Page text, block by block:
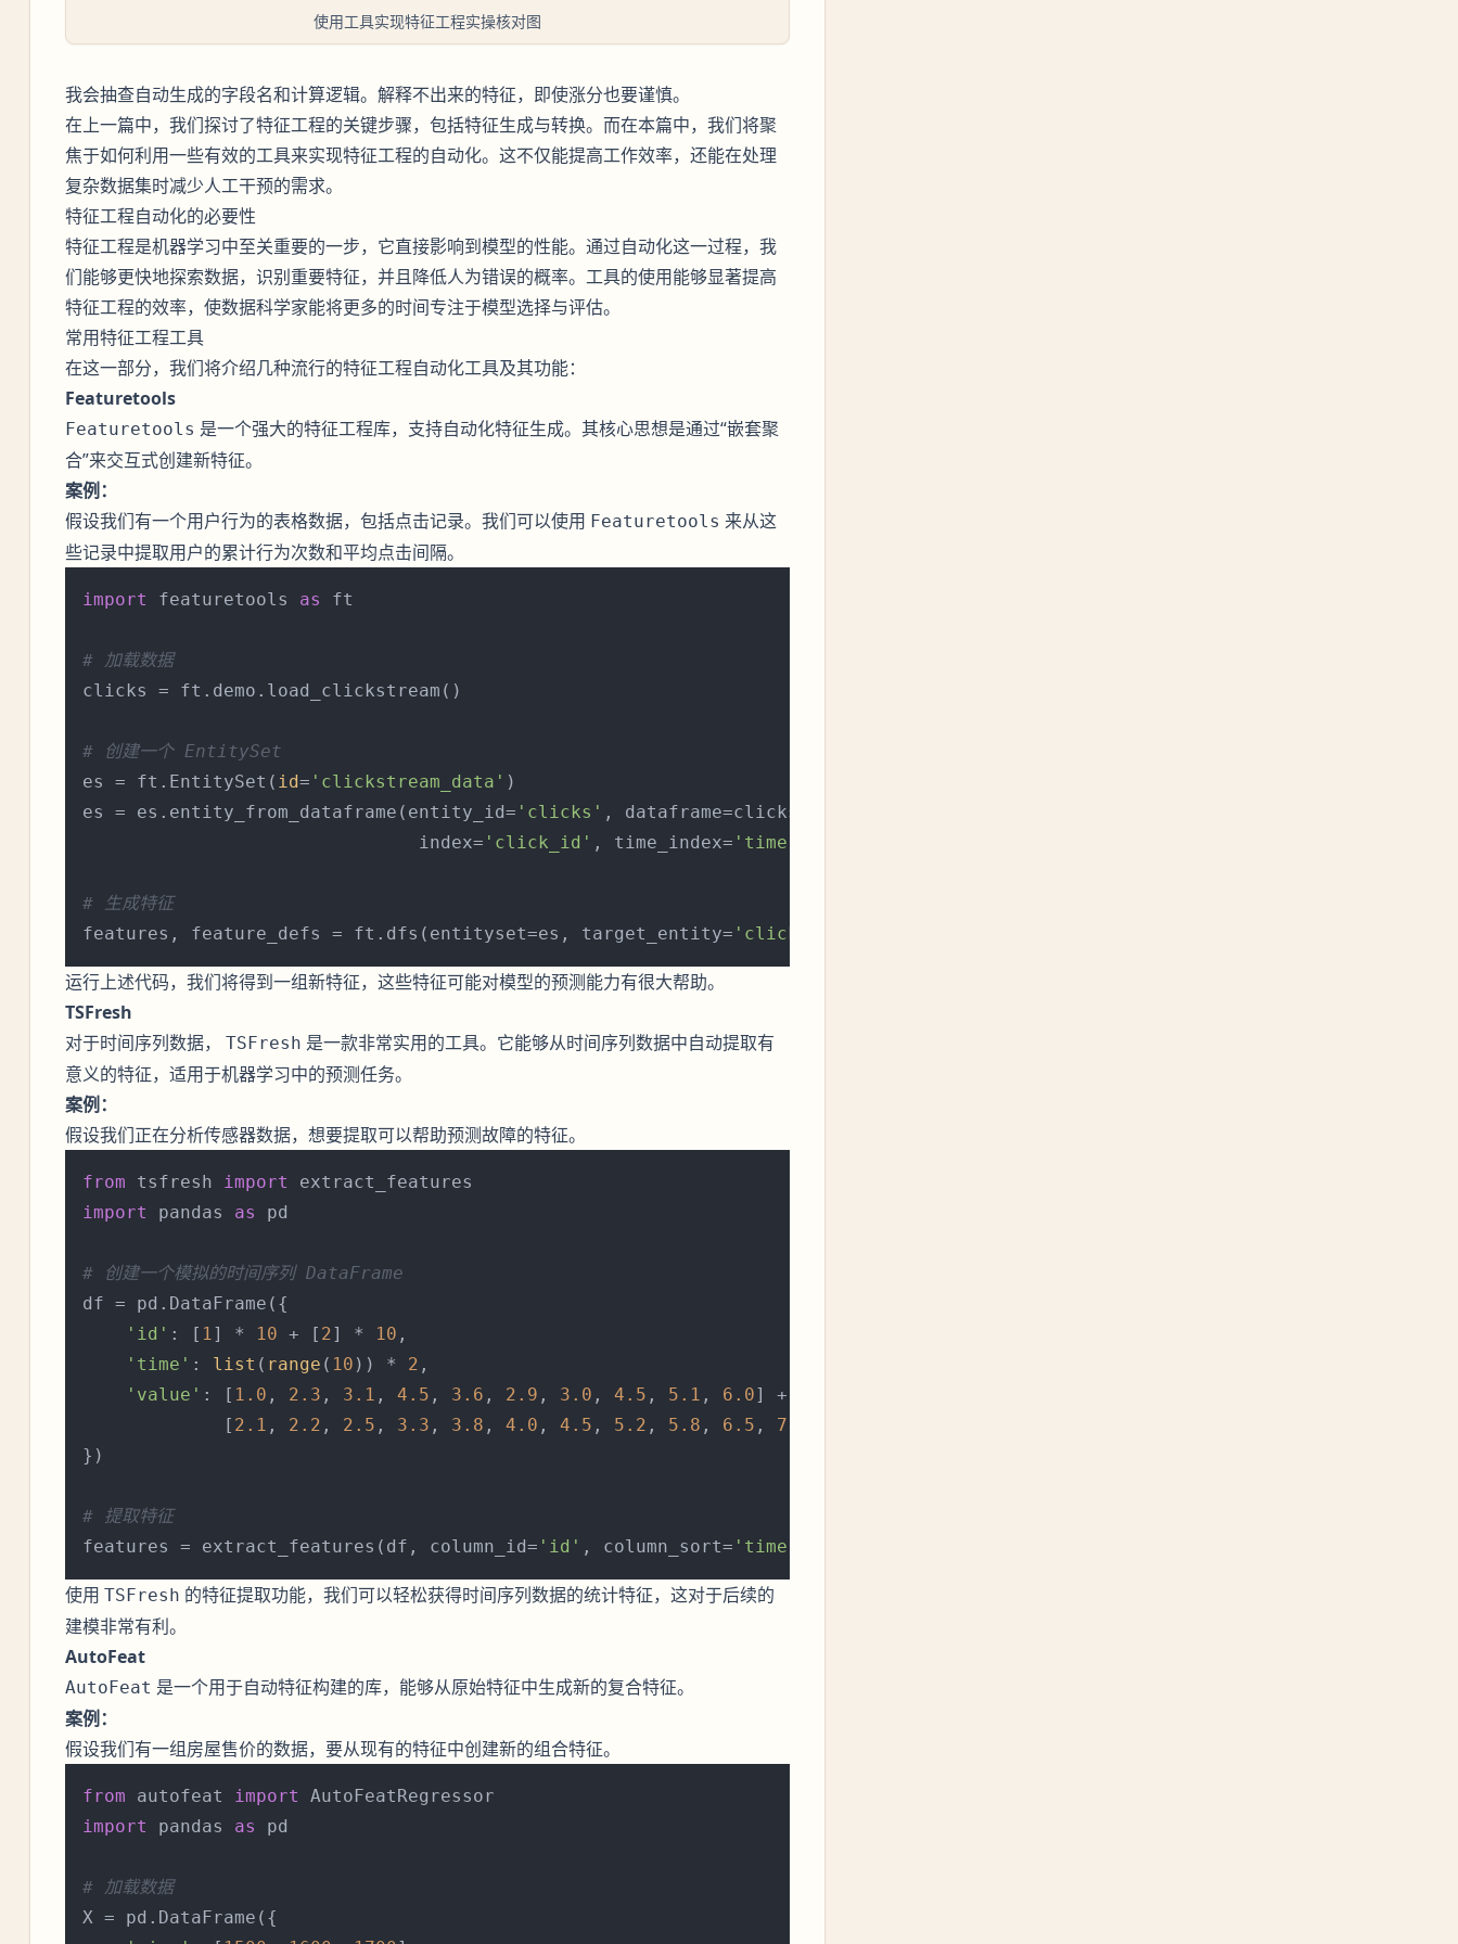
使用工具实现特征工程实操核对图
我会抽查自动生成的字段名和计算逻辑。解释不出来的特征，即使涨分也要谨慎。
在上一篇中，我们探讨了特征工程的关键步骤，包括特征生成与转换。而在本篇中，我们将聚
焦于如何利用一些有效的工具来实现特征工程的自动化。这不仅能提高工作效率，还能在处理
复杂数据集时减少人工干预的需求。
特征工程自动化的必要性
特征工程是机器学习中至关重要的一步，它直接影响到模型的性能。通过自动化这一过程，我
们能够更快地探索数据，识别重要特征，并且降低人为错误的概率。工具的使用能够显著提高
特征工程的效率，使数据科学家能将更多的时间专注于模型选择与评估。
常用特征工程工具
在这一部分，我们将介绍几种流行的特征工程自动化工具及其功能：
Featuretools
Featuretools 是一个强大的特征工程库，支持自动化特征生成。其核心思想是通过“嵌套聚
合”来交互式创建新特征。
案例：
假设我们有一个用户行为的表格数据，包括点击记录。我们可以使用 Featuretools 来从这
些记录中提取用户的累计行为次数和平均点击间隔。
import featuretools as ft
# 加载数据
clicks = ft.demo.load_clickstream()
# 创建一个 EntitySet
es = ft.EntitySet( id= 'clickstream_data' )
es = es.entity_from_dataframe(entity_id= 'clicks' , dataframe=clicks,
                               index=
'click_id' , time_index= 'time'
# 生成特征
features, feature_defs = ft.dfs(entityset=es, target_entity= 'clicks'
运行上述代码，我们将得到一组新特征，这些特征可能对模型的预测能力有很大帮助。
TSFresh
对于时间序列数据， TSFresh 是一款非常实用的工具。它能够从时间序列数据中自动提取有
意义的特征，适用于机器学习中的预测任务。
案例：
假设我们正在分析传感器数据，想要提取可以帮助预测故障的特征。
from tsfresh import
import pandas as pd
# 创建一个模拟的时间序列 DataFrame
df = pd.DataFrame({
'id' : [ 1] * 10 + [ 2] * 10 ,
'time' : list ( range ( 10 )) * 2 ,
'value' : [ 1.0 , 2.3 , 3.1 , 4.5 , 3.6 , 2.9 , 3.0 , 4.5 , 5.1 , 6.0] +
             [
2.1 , 2.2 , 2.5 , 3.3 , 3.8 , 4.0 , 4.5 , 5.2 , 5.8 , 6.5 , 7.0
})
# 提取特征
features = extract_features(df, column_id= 'id' , column_sort= 'time'
使用 TSFresh 的特征提取功能，我们可以轻松获得时间序列数据的统计特征，这对于后续的
建模非常有利。
AutoFeat
AutoFeat 是一个用于自动特征构建的库，能够从原始特征中生成新的复合特征。
案例：
假设我们有一组房屋售价的数据，要从现有的特征中创建新的组合特征。
from autofeat import
import pandas as pd
# 加载数据
X = pd.DataFrame({